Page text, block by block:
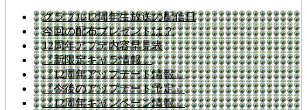
グラブル12周年生放送の配信日
今回の配布プレゼントは？
12周年アプデ内容早見表
『新限定キャラ情報』
『12周年アップデート情報』
『今後のアップデート予定』
『12周年キャンペーン情報』